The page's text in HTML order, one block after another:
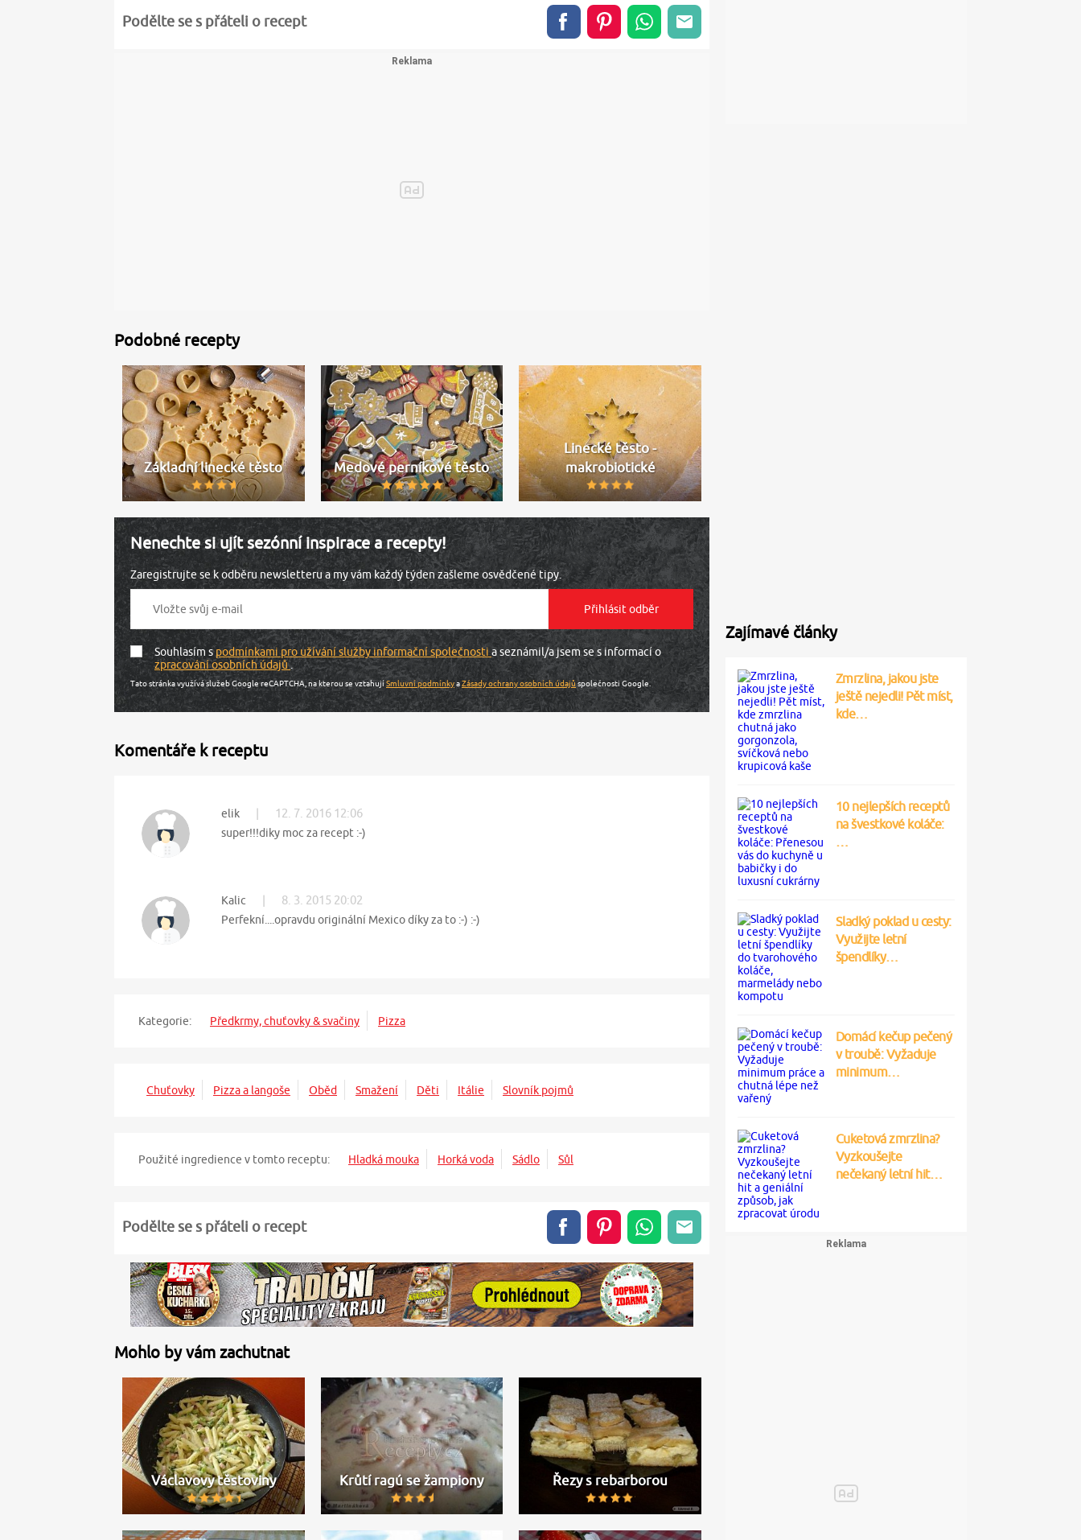
Podělte se s přáteli o recept
Podobné recepty
Základní linecké těsto Medové perníkové těsto
Linecké těsto -
makrobiotické
Nenechte si ujít sezónní inspirace a recepty!
Zaregistrujte se k odběru newsletteru a my vám každý týden zašleme osvědčené tipy.
Souhlasím spodmínkami pro užívání služby informační společnosti a seznámil/a jsem se s informací o
zpracování osobních údajů.
Tato stránka využívá služeb Google reCAPTCHA, na kterou se vztahujíSmluvní podmínkyaZásady ochrany osobních údajůspolečnosti Google.
Komentáře k receptu
elik 12. 7. 2016 12:06
super!!!diky moc za recept :-)
Kalic 8. 3. 2015 20:02
Perfekní....opravdu originální Mexico díky za to :-) :-)
Kategorie: Předkrmy, chuťovky & svačiny Pizza
Chuťovky Pizza a langoše Oběd Smažení Děti Itálie Slovník pojmů
Použité ingredience v tomto receptu: Hladká mouka Horká voda Sádlo Sůl
Podělte se s přáteli o recept
Mohlo by vám zachutnat
Václavovy těstoviny Krůtí ragú se žampiony Řezy s rebarborou
Zajímavé články
Zmrzlina, jakou jste
ještě nejedli! Pět míst,
kde…
10 nejlepších receptů
na švestkové koláče:
…
Sladký poklad u cesty:
Využijte letní
špendlíky…
Domácí kečup pečený
v troubě: Vyžaduje
minimum…
Cuketová zmrzlina?
Vyzkoušejte
nečekaný letní hit…